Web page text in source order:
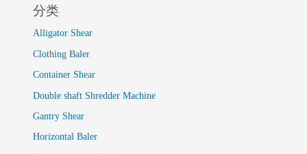
分类
Alligator Shear
Clothing Baler
Container Shear
Double shaft Shredder Machine
Gantry Shear
Horizontal Baler